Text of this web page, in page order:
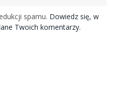
spamu. Dowiedz się, w
Twoich komentarzy.